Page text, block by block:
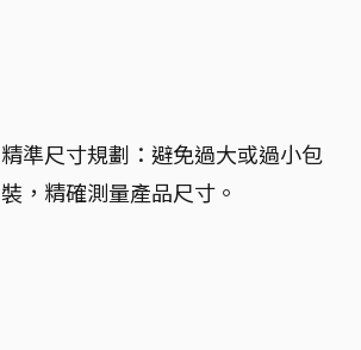
精準尺寸規劃：避免過大或過小包
裝，精確測量產品尺寸。